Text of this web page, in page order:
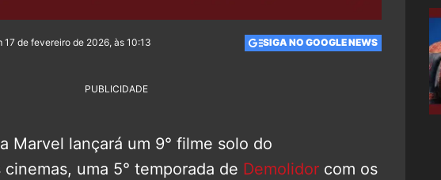
de fevereiro de 2026, às 10:13 SIGA NO GOOGLE NEWS
PUBLICIDADE
Marvel lançará um 9° filme solo do
cinemas, uma 5° temporada de Demolidor com os